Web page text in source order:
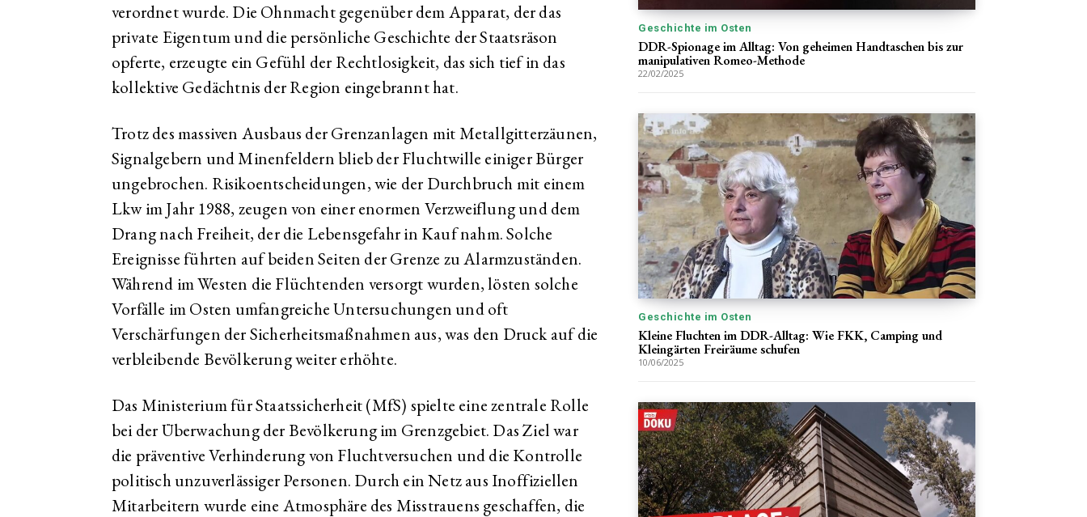
verordnet wurde. Die Ohnmacht gegenüber dem Apparat, der das
private Eigentum und die persönliche Geschichte der Staatsräson
opferte, erzeugte ein Gefühl der Rechtlosigkeit, das sich tief in das
kollektive Gedächtnis der Region eingebrannt hat.
Trotz des massiven Ausbaus der Grenzanlagen mit Metallgitterzäunen,
Signalgebern und Minenfeldern blieb der Fluchtwille einiger Bürger
ungebrochen. Risikoentscheidungen, wie der Durchbruch mit einem
Lkw im Jahr 1988, zeugen von einer enormen Verzweiflung und dem
Drang nach Freiheit, der die Lebensgefahr in Kauf nahm. Solche
Ereignisse führten auf beiden Seiten der Grenze zu Alarmzuständen.
Während im Westen die Flüchtenden versorgt wurden, lösten solche
Vorfälle im Osten umfangreiche Untersuchungen und oft
Verschärfungen der Sicherheitsmaßnahmen aus, was den Druck auf die
verbleibende Bevölkerung weiter erhöhte.
Das Ministerium für Staatssicherheit (MfS) spielte eine zentrale Rolle
bei der Überwachung der Bevölkerung im Grenzgebiet. Das Ziel war
die präventive Verhinderung von Fluchtversuchen und die Kontrolle
politisch unzuverlässiger Personen. Durch ein Netz aus Inoffiziellen
Mitarbeitern wurde eine Atmosphäre des Misstrauens geschaffen, die
Geschichte im Osten
DDR-Spionage im Alltag: Von geheimen Handtaschen bis zur
manipulativen Romeo-Methode
22/02/2025
Geschichte im Osten
Kleine Fluchten im DDR-Alltag: Wie FKK, Camping und
Kleingärten Freiräume schufen
10/06/2025